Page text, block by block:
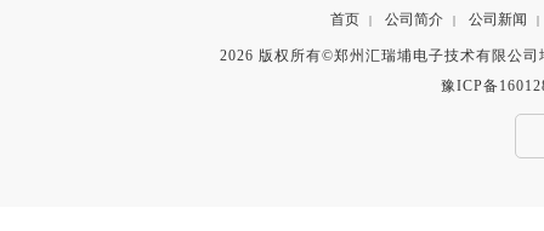
首页 | 公司简介 | 公司新闻 |
2026 版权所有©郑州汇瑞埔电子技术有限公
豫ICP备